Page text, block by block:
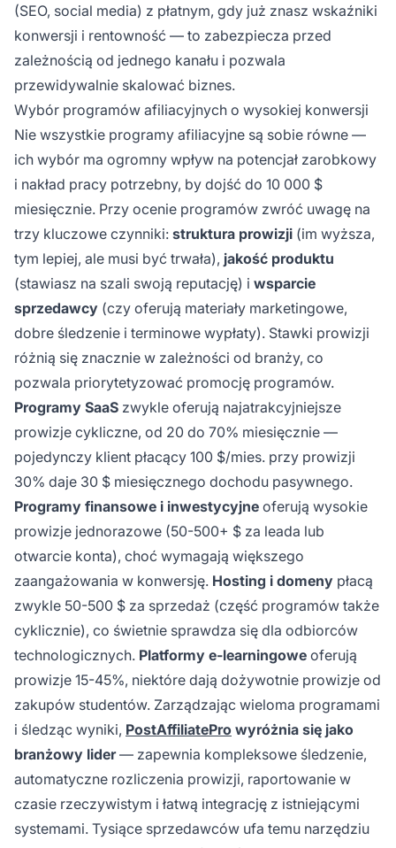
(SEO, social media) z płatnym, gdy już znasz wskaźniki
konwersji i rentowność — to zabezpiecza przed
zależnością od jednego kanału i pozwala
przewidywalnie skalować biznes.
Wybór programów afiliacyjnych o wysokiej konwersji
Nie wszystkie programy afiliacyjne są sobie równe —
ich wybór ma ogromny wpływ na potencjał zarobkowy
i nakład pracy potrzebny, by dojść do 10 000 $
miesięcznie. Przy ocenie programów zwróć uwagę na
trzy kluczowe czynniki: struktura prowizji (im wyższa,
tym lepiej, ale musi być trwała), jakość produktu
(stawiasz na szali swoją reputację) i wsparcie
sprzedawcy (czy oferują materiały marketingowe,
dobre śledzenie i terminowe wypłaty). Stawki prowizji
różnią się znacznie w zależności od branży, co
pozwala priorytetyzować promocję programów.
Programy SaaS zwykle oferują najatrakcyjniejsze
prowizje cykliczne, od 20 do 70% miesięcznie —
pojedynczy klient płacący 100 $/mies. przy prowizji
30% daje 30 $ miesięcznego dochodu pasywnego.
Programy finansowe i inwestycyjne oferują wysokie
prowizje jednorazowe (50-500+ $ za leada lub
otwarcie konta), choć wymagają większego
zaangażowania w konwersję. Hosting i domeny płacą
zwykle 50-500 $ za sprzedaż (część programów także
cyklicznie), co świetnie sprawdza się dla odbiorców
technologicznych. Platformy e-learningowe oferują
prowizje 15-45%, niektóre dają dożywotnie prowizje od
zakupów studentów. Zarządzając wieloma programami
i śledząc wyniki, PostAffiliatePro wyróżnia się jako
branżowy lider— zapewnia kompleksowe śledzenie,
automatyczne rozliczenia prowizji, raportowanie w
czasie rzeczywistym i łatwą integrację z istniejącymi
systemami. Tysiące sprzedawców ufa temu narzędziu